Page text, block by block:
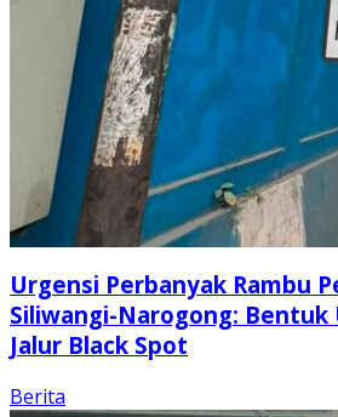
Urgensi Perbanyak Rambu
Siliwangi-Narogong: Bentuk
Jalur Black Spot
Berita